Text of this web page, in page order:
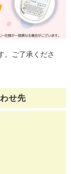
。ご了承くださ
せ先